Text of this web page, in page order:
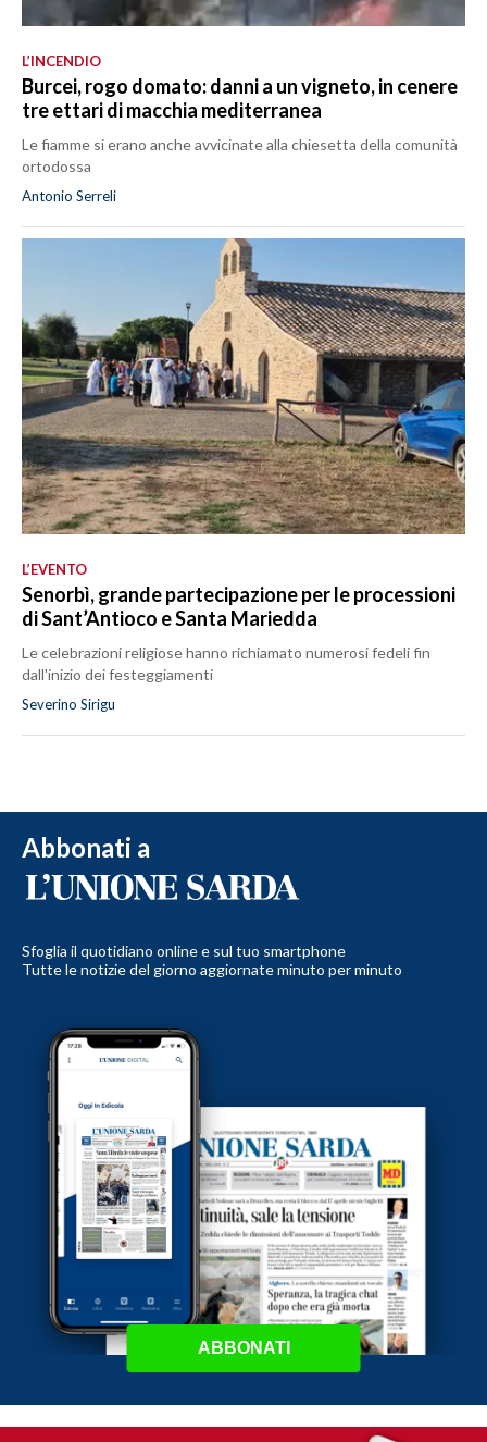
L’INCENDIO
Burcei, rogo domato: danni a un vigneto, in cenere
tre ettari di macchia mediterranea
Le fiamme si erano anche avvicinate alla chiesetta della comunità
ortodossa
Antonio Serreli
L’EVENTO
Senorbì, grande partecipazione per le processioni
di Sant’Antioco e Santa Mariedda
Le celebrazioni religiose hanno richiamato numerosi fedeli fin
dall'inizio dei festeggiamenti
Severino Sirigu
Abbonati a
Sfoglia il quotidiano online e sul tuo smartphone
Tutte le notizie del giorno aggiornate minuto per minuto
ABBONATI